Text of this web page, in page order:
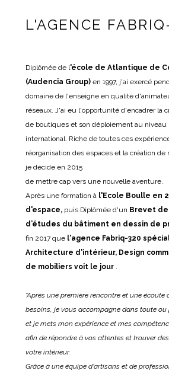
NOS PRESTATIONS
L'AGENCE
L'AGENCE
Diplômée de l'école de Atlantique de
(Audencia Group)en 1997, j'ai exercé
domaine de l'enseigne en qualité
réseaux. J'ai eu l'opportunité d'encadrer la
de boutiques et son déploiement au niveau
international. Riche de toutes ces
réorganisation des espaces et la création
je décide en 2015
de mettre cap vers une nouvelle aventure.
Après une formation àl'Ecole Boulle en
d'espace,puis Diplômée d'un Brevet
d’études du bâtiment en dessin de
fin 2017 quel'agence Fabriq-320
Architecture d'intérieur, Design
de mobiliers voit le jour.
"Après une première rencontre et une écoute
besoins, je vous accompagne dans toute ou
et je mets mon expérience et mes
afin de répondre à vos attentes et trouver
votre intérieur.
Grâce à une équipe d'artisans et de